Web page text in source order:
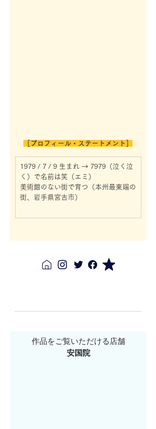
［プロフィール・ステートメント］
1979 / 7 / 9 生まれ → 7979（泣く泣
く）で名前は笑（エミ）
美術館のない街で育つ（本州最東端の
街、岩手県宮古市）
作品をご覧いただける店舗
安国院